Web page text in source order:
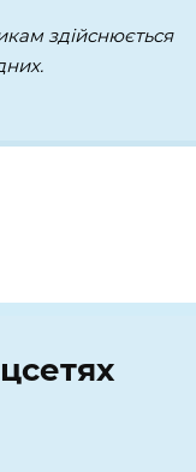
здійснюється